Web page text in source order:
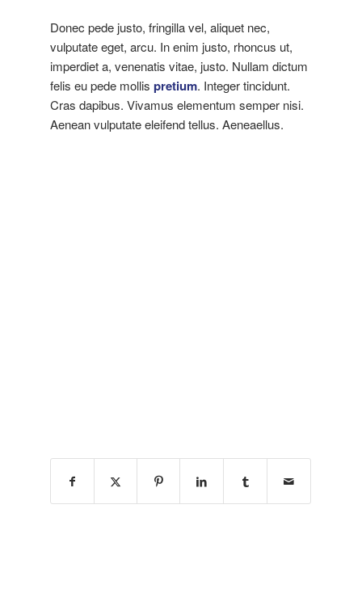
Donec pede justo, fringilla vel, aliquet nec,
vulputate eget, arcu. In enim justo, rhoncus ut,
imperdiet a, venenatis vitae, justo. Nullam dictum
felis eu pede mollispretium. Integer tincidunt.
Cras dapibus. Vivamus elementum semper nisi.
Aenean vulputate eleifend tellus. Aeneaellus.